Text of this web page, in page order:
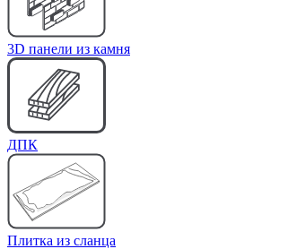
3D панели из камня
ДПК
Плитка из сланца